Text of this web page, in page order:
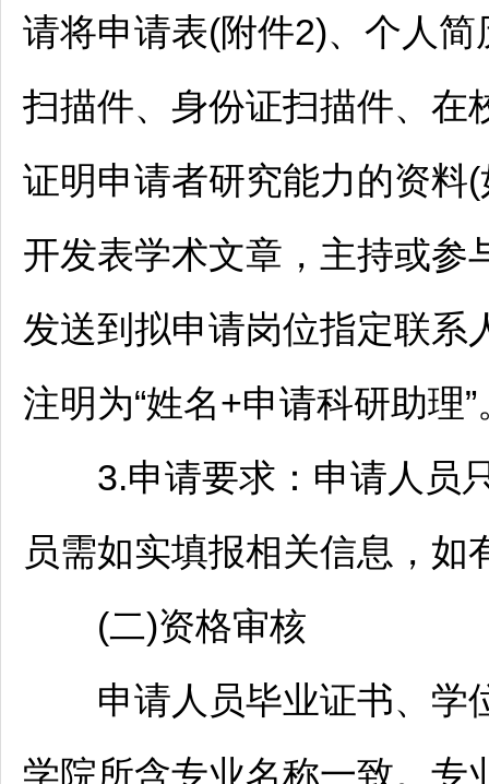
请将申请表(附件2)、个人
扫描件、身份证扫描件、在
证明申请者研究能力的资料
开发表学术文章，主持或参
发送到拟申请岗位指定联系
注明为“姓名+申请科研助理”
3.申请要求：申请人员只
员需如实填报相关信息，
(二)资格审核
申请人员毕业证书、学
学院所含专业名称一致。专